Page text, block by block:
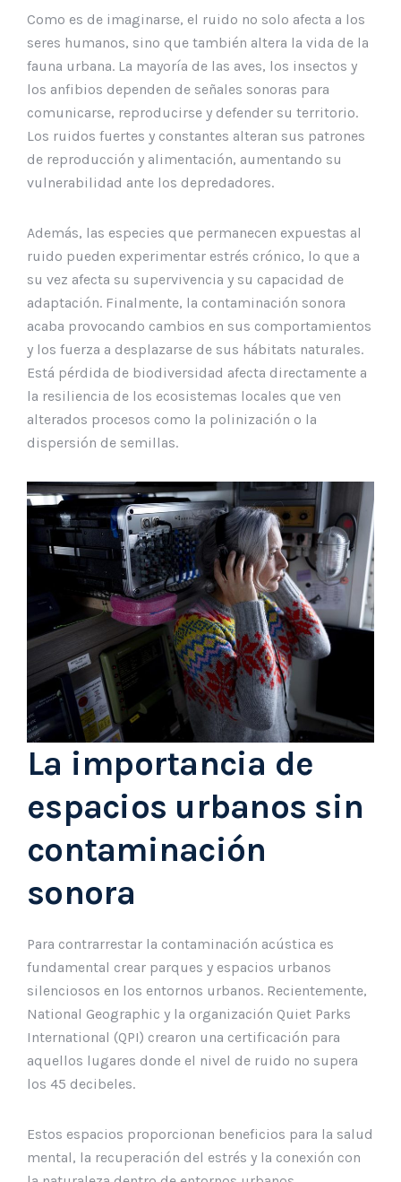
Como es de imaginarse, el ruido no solo afecta a los
seres humanos, sino que también altera la vida de la
fauna urbana. La mayoría de las aves, los insectos y
los anfibios dependen de señales sonoras para
comunicarse, reproducirse y defender su territorio.
Los ruidos fuertes y constantes alteran sus patrones
de reproducción y alimentación, aumentando su
vulnerabilidad ante los depredadores.
Además, las especies que permanecen expuestas al
ruido pueden experimentar estrés crónico, lo que a
su vez afecta su supervivencia y su capacidad de
adaptación. Finalmente, la contaminación sonora
acaba provocando cambios en sus comportamientos
y los fuerza a desplazarse de sus hábitats naturales.
Está pérdida de biodiversidad afecta directamente a
la resiliencia de los ecosistemas locales que ven
alterados procesos como la polinización o la
dispersión de semillas.
La importancia de
espacios urbanos sin
contaminación
sonora
Para contrarrestar la contaminación acústica es
fundamental crear parques y espacios urbanos
silenciosos en los entornos urbanos. Recientemente,
National Geographic y la organización Quiet Parks
International (QPI) crearon una certificación para
aquellos lugares donde el nivel de ruido no supera
los 45 decibeles.
Estos espacios proporcionan beneficios para la salud
mental, la recuperación del estrés y la conexión con